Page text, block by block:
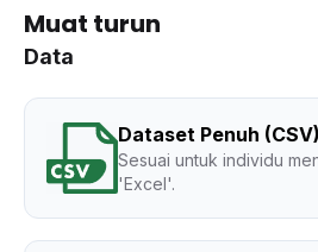
Muat turun
Data
Dataset Penuh (CSV)
Sesuai untuk individu
'Excel'.